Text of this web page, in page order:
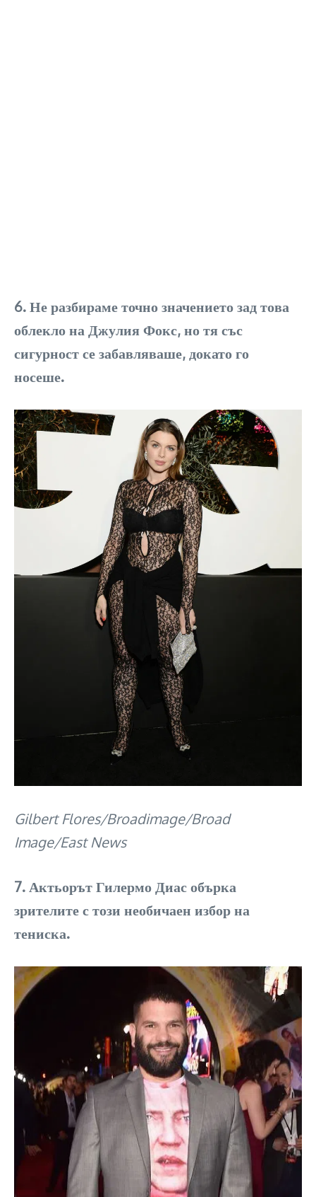
6. Не разбираме точно значението зад това
облекло на Джулия Фокс, но тя със
сигурност се забавляваше, докато го
носеше.
Gilbert Flores/Broadimage/Broad
Image/East News
7. Актьорът Гилермо Диас обърка
зрителите с този необичаен избор на
тениска.